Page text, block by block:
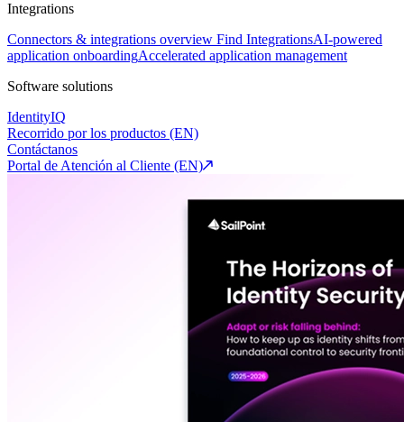
Integrations
Connectors & integrations overview Find IntegrationsAI-powered
application onboardingAccelerated application management
Software solutions
IdentityIQ
Recorrido por los productos (EN)
Contáctanos
Portal de Atención al Cliente (EN)